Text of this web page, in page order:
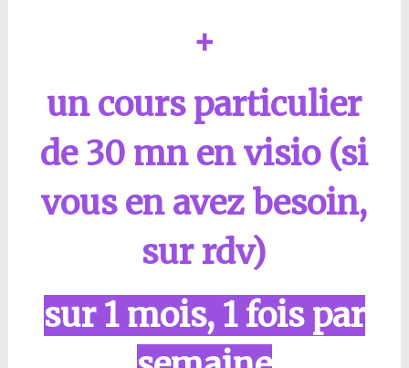
+
un cours particulier
de 30 mn en visio (si
vous en avez besoin,
sur rdv)
sur 1 mois, 1 fois par